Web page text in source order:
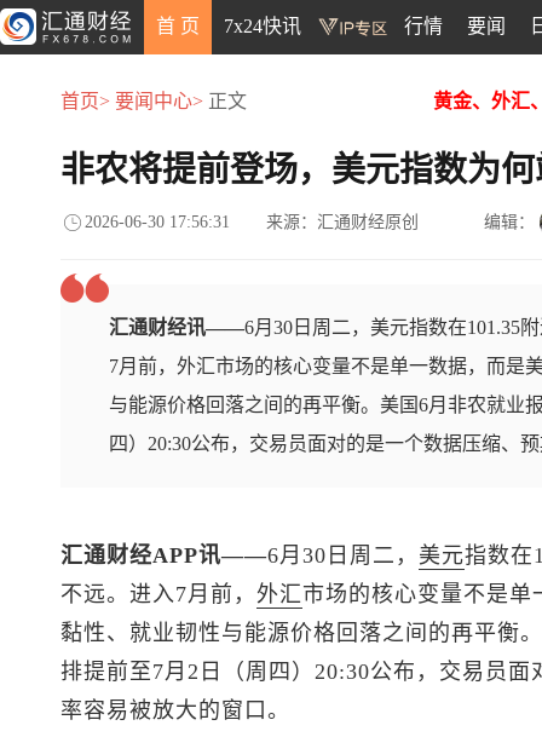
首 页 7x24快讯 行情 要闻
首页> 要闻中心> 正文 黄金、外汇
非农将提前登场，美元指数为
2026-06-30 17:56:31 来源：汇通财经原创 编辑：
汇通财经讯——6月30日周二，美元指数在101.35
7月前，外汇市场的核心变量不是单一数据，而是
与能源价格回落之间的再平衡。美国6月非农就业
四）20:30公布，交易员面对的是一个数据压缩、
汇通财经APP讯——6月30日周二， 美元指数在
不远。进入7月前， 外汇市场的核心变量不是单
黏性、就业韧性与能源价格回落之间的再平衡。
排提前至7月2日（周四）20:30公布，交易员
率容易被放大的窗口。